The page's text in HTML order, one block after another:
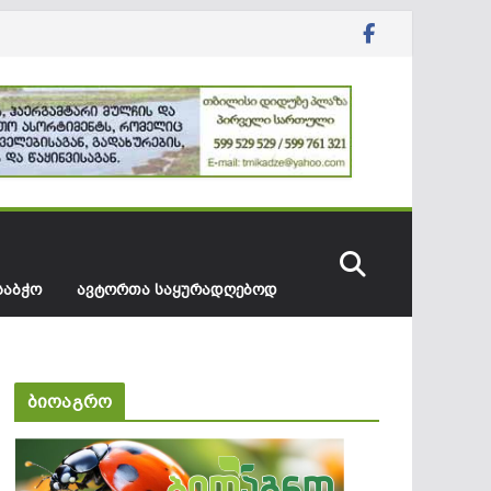
ᲐᲕᲢᲝᲠᲗᲐ ᲡᲐᲧᲣᲠᲐᲓᲦᲔᲑᲝᲓ
ბიოაგრო